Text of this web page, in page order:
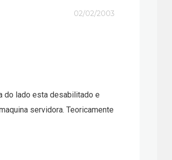
02/02/2003
do lado esta desabilitado e
servidora. Teoricamente